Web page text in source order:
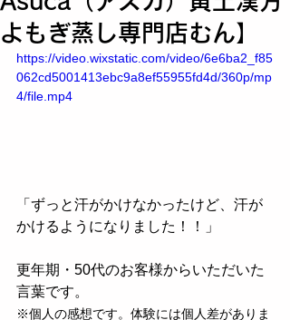
よもぎ蒸し専門店むん】
https://video.wixstatic.com/video/6e6ba2_f85
062cd5001413ebc9a8ef55955fd4d/360p/mp
4/file.mp4
「ずっと汗がかけなかったけど、汗が
かけるようになりました！！」
更年期・50代のお客様からいただいた
言葉です。
※個人の感想です。体験には個人差がありま